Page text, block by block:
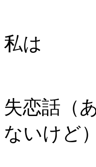
私は
失恋話（
ないけど